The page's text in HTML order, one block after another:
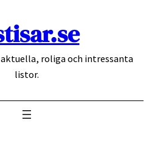
roliga och intressanta
listor.